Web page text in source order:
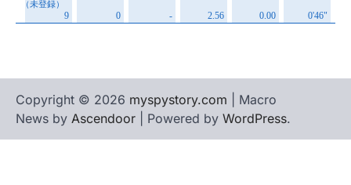
Copyright © 2026 myspystory.com | Macro
News by Ascendoor | Powered by WordPress.